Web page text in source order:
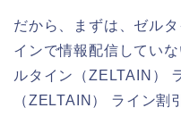
だから、まずは、ゼル
インで情報配信してい
ルタイン（ZELTAIN）
（ZELTAIN） ライン割